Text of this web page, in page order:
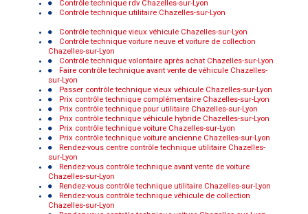
Contrôle technique rdv Chazelles-sur-Lyon
Contrôle technique utilitaire Chazelles-sur-Lyon
Contrôle technique vieux véhicule Chazelles-sur-Lyon
Contrôle technique voiture neuve et voiture de collection
Chazelles-sur-Lyon
Contrôle technique volontaire après achat Chazelles-sur-Lyon
Faire contrôle technique avant vente de véhicule Chazelles-
sur-Lyon
Passer contrôle technique vieux véhicule Chazelles-sur-Lyon
Prix contrôle technique complémentaire Chazelles-sur-Lyon
Prix contrôle technique pour utilitaire Chazelles-sur-Lyon
Prix contrôle technique véhicule hybride Chazelles-sur-Lyon
Prix contrôle technique voiture Chazelles-sur-Lyon
Prix contrôle technique voiture ancienne Chazelles-sur-Lyon
Rendez-vous centre contrôle technique utilitaire Chazelles-
sur-Lyon
Rendez-vous contrôle technique avant vente de voiture
Chazelles-sur-Lyon
Rendez-vous contrôle technique utilitaire Chazelles-sur-Lyon
Rendez-vous contrôle technique véhicule de collection
Chazelles-sur-Lyon